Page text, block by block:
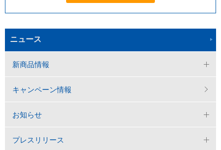
ニュース
新商品情報
キャンペーン情報
お知らせ
プレスリリース